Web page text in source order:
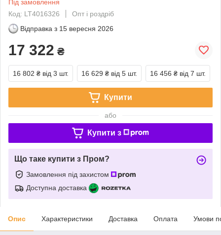
Під замовлення
Код: LT4016326
Опт і роздріб
Відправка з 15 вересня 2026
17 322 ₴
16 802 ₴ від 3 шт. 16 629 ₴ від 5 шт. 16 456 ₴ від 7 шт.
Купити
або
Купити з
Що таке купити з Пром?
Замовлення під захистом
Доступна доставка
Опис Характеристики Доставка Оплата Умови